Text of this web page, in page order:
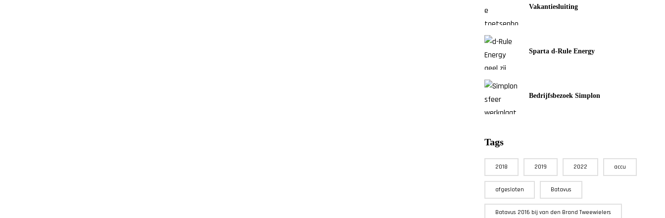
Vakantiesluiting
Sparta d-Rule Energy
Bedrijfsbezoek Simplon
Tags
2018 2019 2022 accu
afgesloten Batavus
Batavus 2016 bij van den Brand Tweewielers